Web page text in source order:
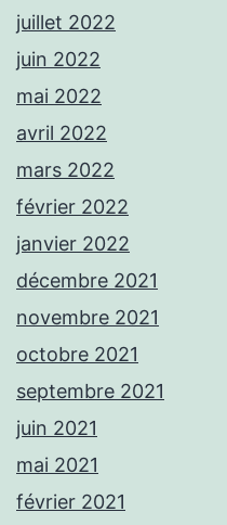
juillet 2022
juin 2022
mai 2022
avril 2022
mars 2022
février 2022
janvier 2022
décembre 2021
novembre 2021
octobre 2021
septembre 2021
juin 2021
mai 2021
février 2021